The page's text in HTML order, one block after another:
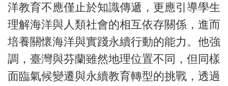
洋教育不應僅止於知識傳遞，更應引導學生
理解海洋與人類社會的相互依存關係，進而
培養關懷海洋與實踐永續行動的能力。他強
調，臺灣與芬蘭雖然地理位置不同，但同樣
面臨氣候變遷與永續教育轉型的挑戰，透過